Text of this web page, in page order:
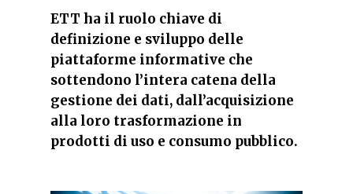
ETT ha il ruolo chiave di
definizione e sviluppo delle
piattaforme informative che
sottendono l’intera catena della
gestione dei dati, dall’acquisizione
alla loro trasformazione in
prodotti di uso e consumo pubblico.